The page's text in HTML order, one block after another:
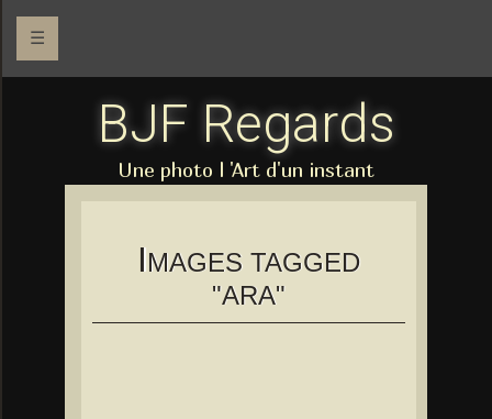
☰
BJF Regards
Une photo l 'Art d'un instant
IMAGES TAGGED
"ARA"